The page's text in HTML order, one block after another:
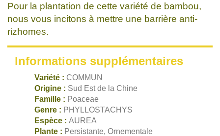
Pour la plantation de cette variété de bambou,
nous vous incitons à mettre une barrière anti-
rizhomes.
Informations supplémentaires
Variété : COMMUN
Origine : Sud Est de la Chine
Famille : Poaceae
Genre : PHYLLOSTACHYS
Espèce : AUREA
Plante : Persistante, Ornementale